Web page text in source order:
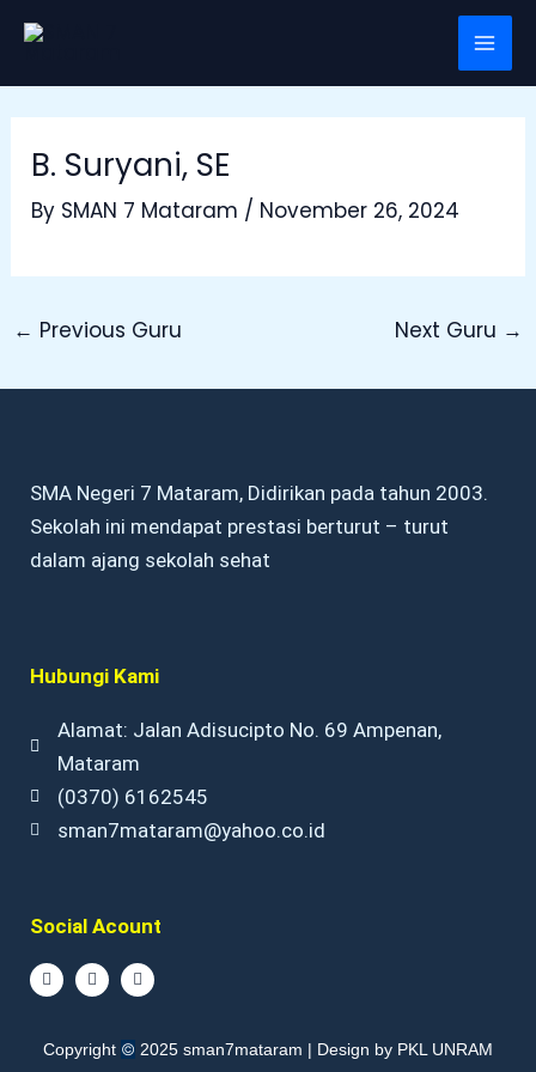
Skip
content
Main
B. Suryani, SE
By SMAN 7 Mataram / November 26, 2024
Post
navigation
← Previous Guru Next Guru →
SMA Negeri 7 Mataram, Didirikan pada tahun 2003.
Sekolah ini mendapat prestasi berturut – turut
dalam ajang sekolah sehat
Hubungi Kami
Alamat: Jalan Adisucipto No. 69 Ampenan,
Mataram
(0370) 6162545
sman7mataram@yahoo.co.id
Social Acount
F
a
c
b
o
I
n
s
a
g
Y
o
u
u
b
Copyright © 2025 sman7mataram | Design by PKL UNRAM